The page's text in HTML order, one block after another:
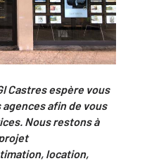
Castres espère vous
afin de vous
Nous restons à
location,